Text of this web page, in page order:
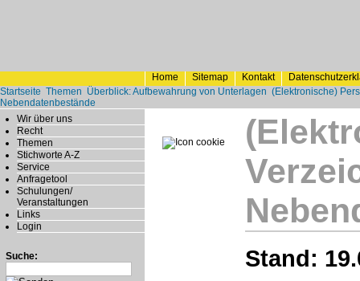
Home Sitemap Kontakt
Startseite Themen Überblick: Aufbewahrung von Unterlagen (Elektronische)
Nebendatenbestände
Wir über uns
Recht
Themen
Stichworte A-Z
Service
Anfragetool
Schulungen/
Veranstaltungen
Links
Login
Suche:
Stand: